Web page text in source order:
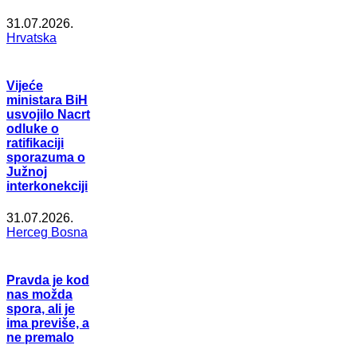
31.07.2026.
Hrvatska
Vijeće
ministara BiH
usvojilo Nacrt
odluke o
ratifikaciji
sporazuma o
Južnoj
interkonekciji
31.07.2026.
Herceg Bosna
Pravda je kod
nas možda
spora, ali je
ima previše, a
ne premalo